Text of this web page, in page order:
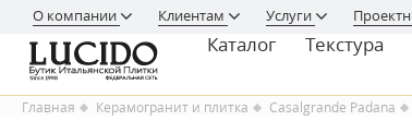
О компании Клиентам Услуги
Каталог Текстура
Главная Керамогранит и плитка Casalgrande Padana